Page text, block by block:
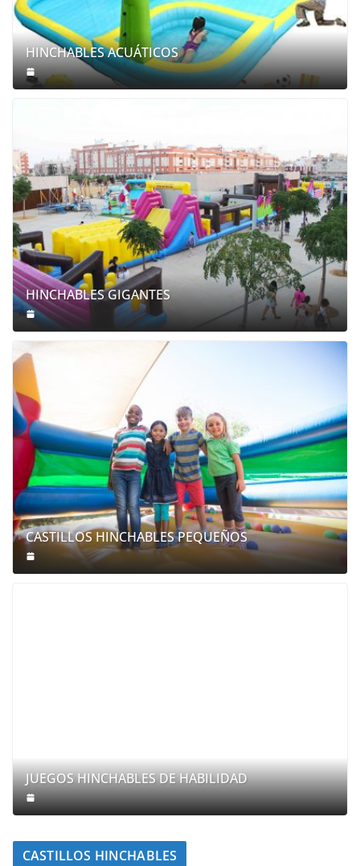
HINCHABLES ACUÁTICOS
HINCHABLES GIGANTES
CASTILLOS HINCHABLES PEQUEÑOS
JUEGOS HINCHABLES DE HABILIDAD
CASTILLOS HINCHABLES